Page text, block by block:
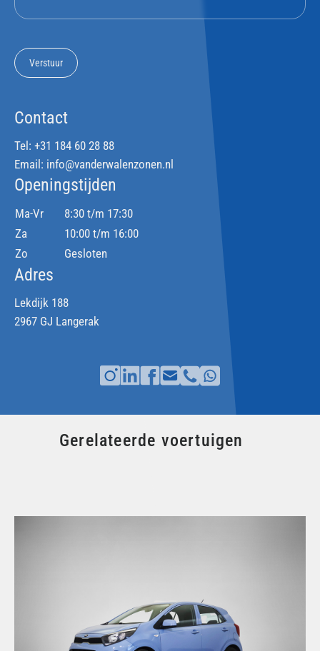
Verstuur
Contact
Tel: +31 184 60 28 88
Email: info@vanderwalenzonen.nl
Openingstijden
Ma-Vr
8:30 t/m 17:30
Za
10:00 t/m 16:00
Zo
Gesloten
Adres
Lekdijk 188
2967 GJ Langerak
Gerelateerde voertuigen